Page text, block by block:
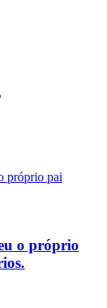
o próprio